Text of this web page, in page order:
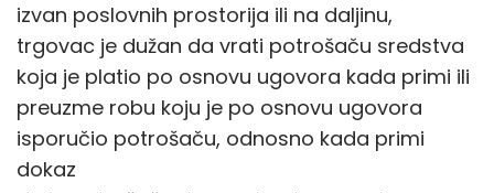
izvan poslovnih prostorija ili na daljinu,
trgovac je dužan da vrati potrošaču sredstva
koja je platio po osnovu ugovora kada primi ili
preuzme robu koju je po osnovu ugovora
isporučio potrošaču, odnosno kada primi
dokaz